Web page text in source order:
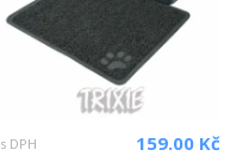
s DPH 159.00 Kč